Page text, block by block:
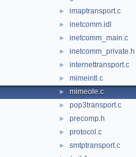
► imaptransport.c
► inetcomm.idl
► inetcomm_main.c
► inetcomm_private.h
► internettransport.c
► mimeintl.c
► mimeole.c
► pop3transport.c
► precomp.h
► protocol.c
► smtptransport.c